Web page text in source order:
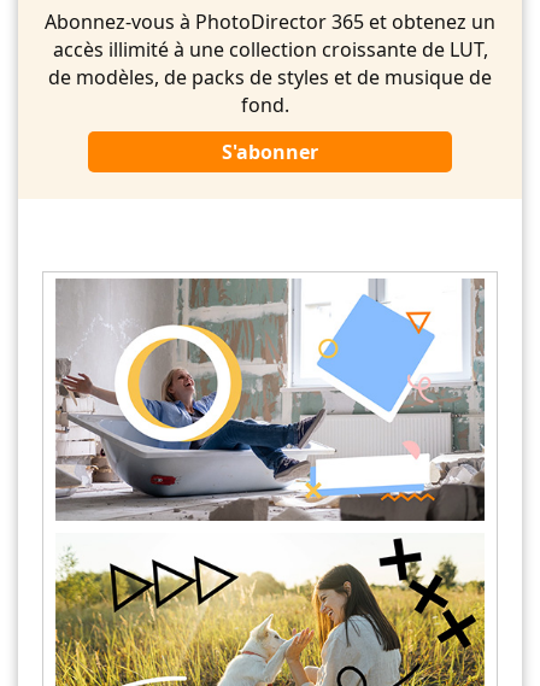
Abonnez-vous à PhotoDirector 365 et obtenez un
accès illimité à une collection croissante de LUT,
de modèles, de packs de styles et de musique de
fond.
S'abonner